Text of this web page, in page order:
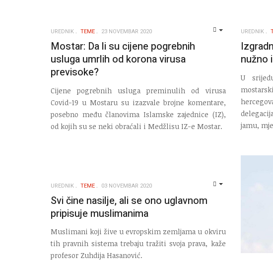
UREDNIK TEME 23 NOVEMBAR 2020
Mostar: Da li su cijene pogrebnih
usluga umrlih od korona virusa
previsoke?
Cijene pogrebnih usluga preminulih od virusa
Covid-19 u Mostaru su izazvale brojne komentare,
posebno među članovima Islamske zajednice (IZ),
od kojih su se neki obraćali i Medžlisu IZ-e Mostar.
UREDNIK
nužno
U
jamu,
UREDNIK TEME 03 NOVEMBAR 2020
Svi čine nasilje, ali se ono uglavnom
pripisuje muslimanima
Muslimani koji žive u evropskim zemljama u okviru
tih pravnih sistema trebaju tražiti svoja prava, kaže
profesor Zuhdija Hasanović.